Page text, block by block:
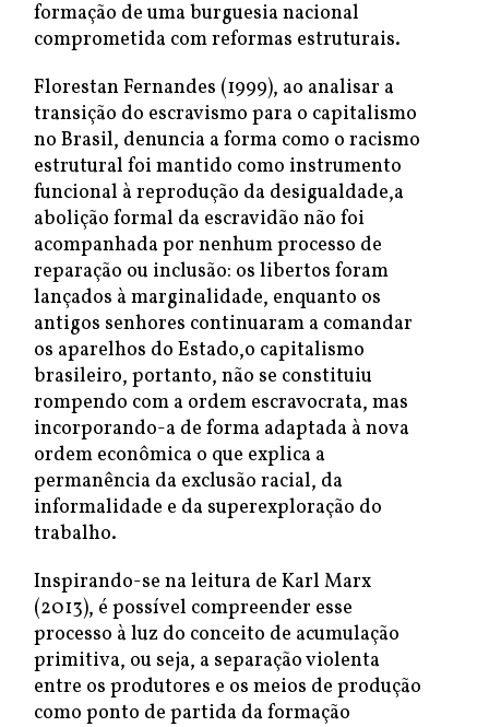
formação de uma burguesia nacional
comprometida com reformas estruturais.
Florestan Fernandes (1999), ao analisar a
transição do escravismo para o capitalismo
no Brasil, denuncia a forma como o racismo
estrutural foi mantido como instrumento
funcional à reprodução da desigualdade,a
abolição formal da escravidão não foi
acompanhada por nenhum processo de
reparação ou inclusão: os libertos foram
lançados à marginalidade, enquanto os
antigos senhores continuaram a comandar
os aparelhos do Estado,o capitalismo
brasileiro, portanto, não se constituiu
rompendo com a ordem escravocrata, mas
incorporando-a de forma adaptada à nova
ordem econômica o que explica a
permanência da exclusão racial, da
informalidade e da superexploração do
trabalho.
Inspirando-se na leitura de Karl Marx
(2013), é possível compreender esse
processo à luz do conceito de acumulação
primitiva, ou seja, a separação violenta
entre os produtores e os meios de produção
como ponto de partida da formação